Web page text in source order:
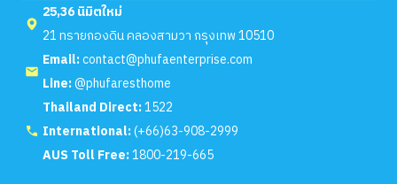
25,36 นิมิตใหม่
21 ทรายกองดิน คลองสามวา กรุงเทพ 10510
Email:contact@phufaenterprise.com
Line:@phufaresthome
Thailand Direct:1522
International:(+66)63-908-2999
AUS Toll Free:1800-219-665